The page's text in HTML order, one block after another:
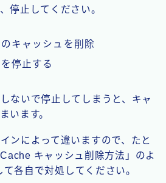
停止してください。
キャッシュを削除
停止する
ないで停止してしまうと、キャ
います。
ンによって違いますので、たと
キャッシュ削除方法」のよ
各自で対処してください。